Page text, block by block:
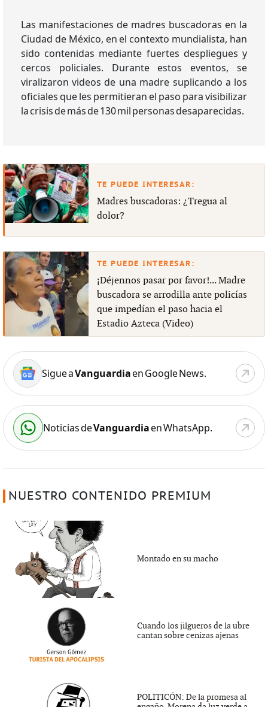
Las manifestaciones de madres buscadoras en la
Ciudad de México, en el contexto mundialista, han
sido contenidas mediante fuertes despliegues y
cercos policiales. Durante estos eventos, se
viralizaron videos de una madre suplicando a los
oficiales que les permitieran el paso para visibilizar
la crisis de más de 130 mil personas desaparecidas.
Madres buscadoras: ¿Tregua al
dolor?
¡Déjennos pasar por favor!... Madre
buscadora se arrodilla ante policías
que impedían el paso hacia el
Estadio Azteca (Video)
Sigue aVanguardiaen Google News.
Noticias deVanguardiaen WhatsApp.
NUESTRO CONTENIDO PREMIUM
Montado en su macho
Cuando los jilgueros de la ubre
cantan sobre cenizas ajenas
POLITICÓN: De la promesa al